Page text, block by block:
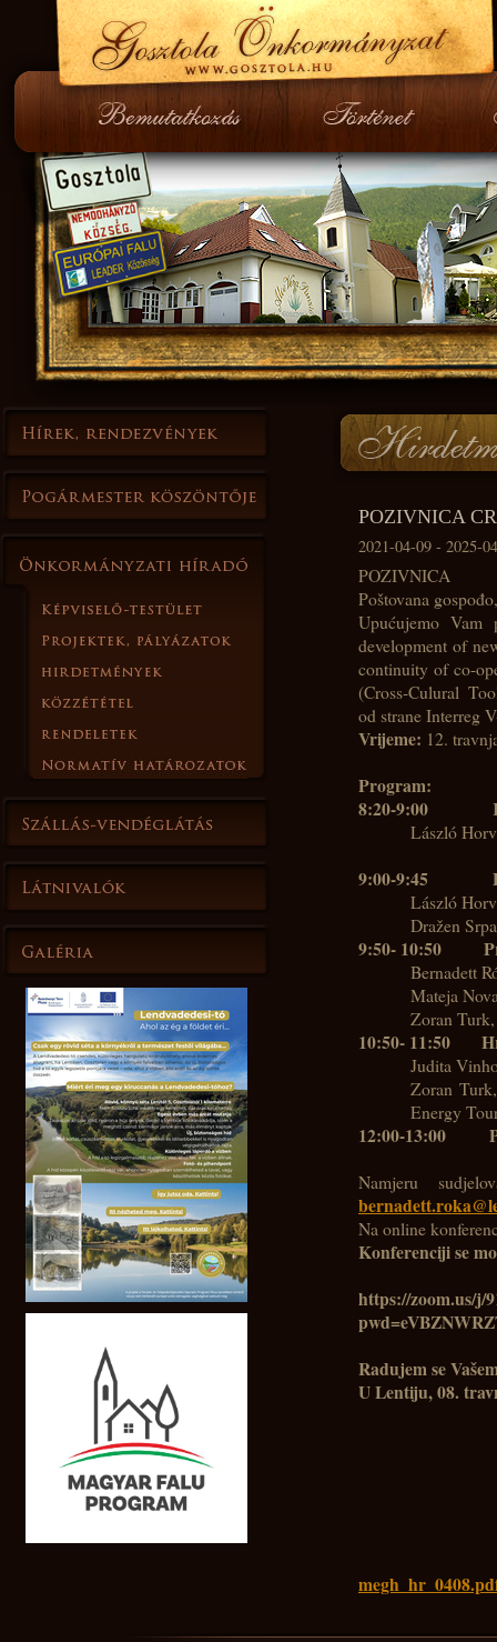
POZIVNICA
2021-04-09 - 2025-
POZIVNICA
Poštovana
Upućujemo Vam
development of
continuity of co-
(Cross-Culural
od strane Interreg
Vrijeme: 12.
Program:
8:20-9:00
László
9:00-9:45
László
Dražen
9:50- 10:50
Bernadett
Mateja
Zoran
10:50- 11:50
Judita
Zoran
Energy
12:00-13:00
Namjeru
Na online
Konferenciji se
https://zoom.us/j/
Radujemse V
ULentiju,08.